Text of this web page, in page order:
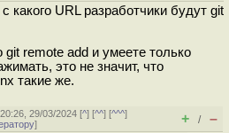
какого URL разработчики будут git
remote add и умеете только
это не значит, что
такие же.
29/03/2024 [^] [^^] [^^^]
] + / –